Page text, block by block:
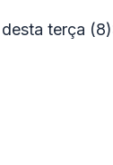
terça